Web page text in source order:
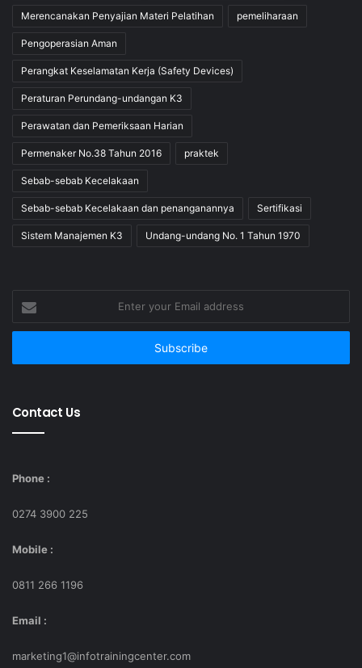
Merencanakan Penyajian Materi Pelatihan pemeliharaan
Pengoperasian Aman
Perangkat Keselamatan Kerja (Safety Devices)
Peraturan Perundang-undangan K3
Perawatan dan Pemeriksaan Harian
Permenaker No.38 Tahun 2016 praktek
Sebab-sebab Kecelakaan
Sebab-sebab Kecelakaan dan penanganannya Sertifikasi
Sistem Manajemen K3 Undang-undang No. 1 Tahun 1970
your
Email
Contact Us
Phone :
0274 3900 225
Mobile :
0811 266 1196
Email :
marketing1@infotrainingcenter.com